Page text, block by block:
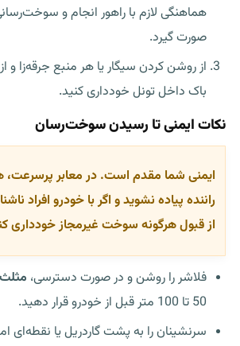
هماهنگی لازم با راهور انجام و
صورت گیرد.
از روشن کردن سیگار یا هر منبع جرقه‌زا و
باک داخل تونل خودداری کنید.
نکات ایمنی تا رسیدن سوخت‌رسان
ایمنی شما مقدم است. در معابر
راننده پیاده نشوید و اگر با خودرو افراد
از قبول هرگونه سوخت غیرمجاز خودداری
فلاشر را روشن و در صورت دسترسی،
50 تا 100 متر قبل از خودرو قرار دهید.
سرنشینان را به پشت گاردریل یا نقطه‌ای